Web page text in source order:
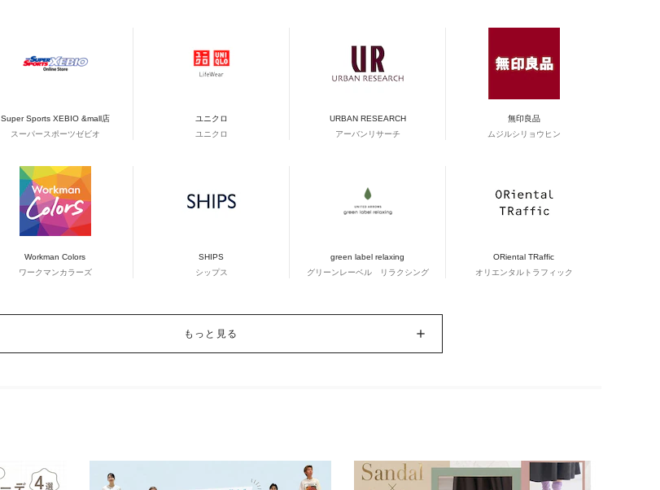
Super Sports XEBIO &mall店
スーパースポーツゼビオ
ユニクロ
ユニクロ
URBAN RESEARCH
アーバンリサーチ
無印良品
ムジルシリョウヒン
Workman Colors
ワークマンカラーズ
SHIPS
シップス
green label relaxing
グリーンレーベル リラクシング
ORiental TRaffic
オリエンタルトラフィック
もっと見る